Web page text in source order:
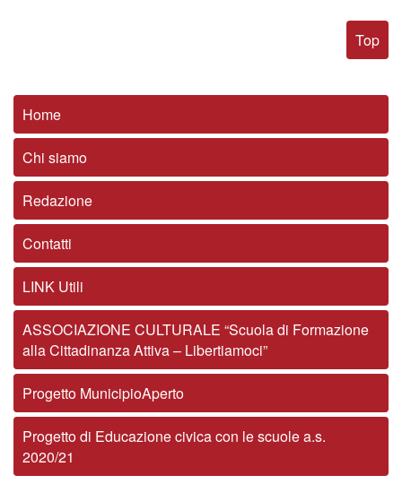
Top
Home
Chi siamo
Redazione
Contatti
LINK Utili
ASSOCIAZIONE CULTURALE “Scuola di Formazione
alla Cittadinanza Attiva – Libertiamoci”
Progetto MunicipioAperto
Progetto di Educazione civica con le scuole a.s.
2020/21